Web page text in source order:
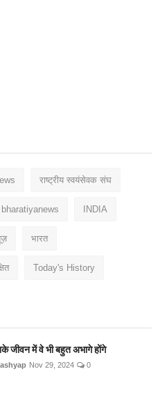
राष्ट्रीय स्वयंसेवक संघ
bharatiyanews INDIA
भारत
Today's History
जीवन में वे भी बहुत अभागे होंगे
Nov 29, 2024 0